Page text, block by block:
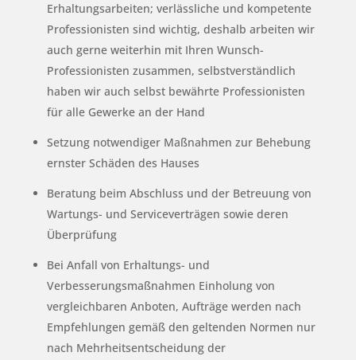
Erhaltungsarbeiten; verlässliche und kompetente
Professionisten sind wichtig, deshalb arbeiten wir
auch gerne weiterhin mit Ihren Wunsch-
Professionisten zusammen, selbstverständlich
haben wir auch selbst bewährte Professionisten
für alle Gewerke an der Hand
Setzung notwendiger Maßnahmen zur Behebung
ernster Schäden des Hauses
Beratung beim Abschluss und der Betreuung von
Wartungs- und Serviceverträgen sowie deren
Überprüfung
Bei Anfall von Erhaltungs- und
Verbesserungsmaßnahmen Einholung von
vergleichbaren Anboten, Aufträge werden nach
Empfehlungen gemäß den geltenden Normen nur
nach Mehrheitsentscheidung der